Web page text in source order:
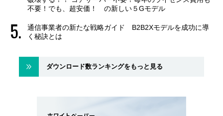
不要！でも、超安価！ の新しい５Gモデル
通信事業者の新たな戦略ガイド B2B2Xモデルを成功に導
く秘訣とは
ダウンロード数ランキングをもっと見る